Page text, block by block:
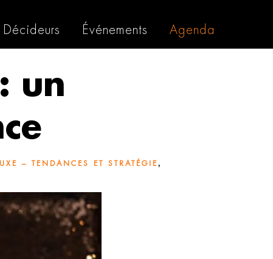
Décideurs Événements Agenda
un
– TENDANCES ET STRATÉGIE,